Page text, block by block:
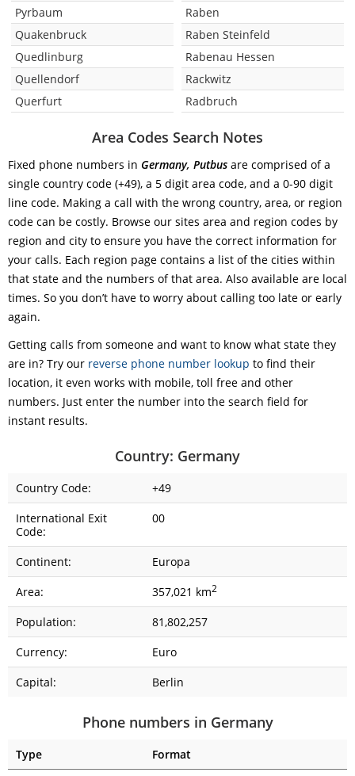
Pyrbaum
Quakenbruck
Quedlinburg
Quellendorf
Querfurt
Raben
Raben Steinfeld
Rabenau Hessen
Rackwitz
Radbruch
Area Codes Search Notes
Fixed phone numbers in Germany, Putbus are comprised of a
single country code (+49), a 5 digit area code, and a 0-90 digit
line code. Making a call with the wrong country, area, or region
code can be costly. Browse our sites area and region codes by
region and city to ensure you have the correct information for
your calls. Each region page contains a list of the cities within
that state and the numbers of that area. Also available are local
times. So you don’t have to worry about calling too late or early
again.
Getting calls from someone and want to know what state they
are in? Try our reverse phone number lookup to find their
location, it even works with mobile, toll free and other
numbers. Just enter the number into the search field for
instant results.
Country: Germany
Country Code:
+49
International Exit
Code:
00
Continent:
Europa
Area:
357,021 km2
Population:
81,802,257
Currency:
Euro
Capital:
Berlin
Phone numbers in Germany
Type
Format